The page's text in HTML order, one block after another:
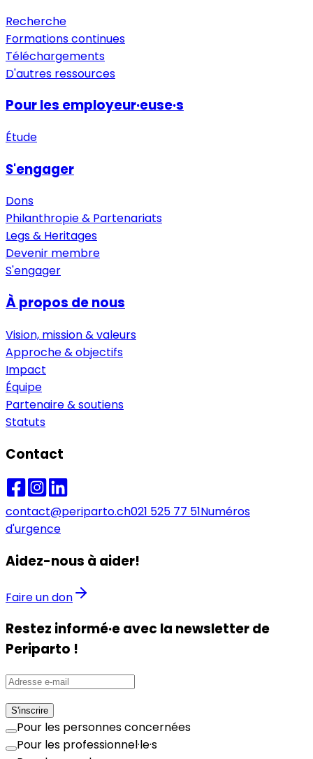
Recherche
Formations continues
Téléchargements
D'autres ressources
Pour les employeur·euse·s
Étude
S'engager
Dons
Philanthropie & Partenariats
Legs & Heritages
Devenir membre
S'engager
À propos de nous
Vision, mission & valeurs
Approche & objectifs
Impact
Équipe
Partenaire & soutiens
Statuts
Contact
contact@periparto.ch021 525 77 51Numéros
d'urgence
Aidez-nous à aider!
Faire un don
Restez informé·e avec la newsletter de
Periparto !
S'inscrire
Pour les personnes concernées
Pour les professionnel·le·s